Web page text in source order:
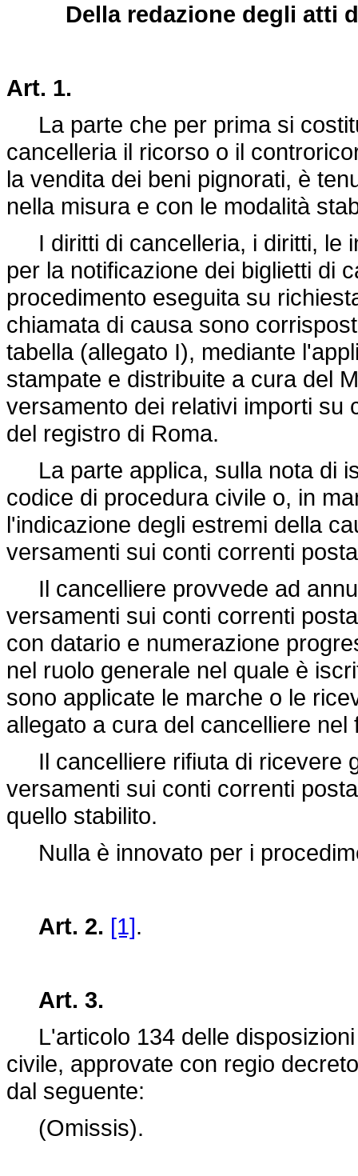
Della redazione degli atti
Art. 1.
La parte che per prima si
cancelleria il ricorso o il
la vendita dei beni pignorati, è
nella misura e con le modalità
I diritti di cancelleria, i diritti, le
per la notificazione dei biglietti di
procedimento eseguita su
chiamata di causa sono
tabella (allegato I), mediante
stampate e distribuite a cura del
versamento dei relativi importi su
del registro di Roma.
La parte applica, sulla nota di
codice di procedura civile o, in
l'indicazione degli estremi della
versamenti sui conti correnti
Il cancelliere provvede ad
versamenti sui conti correnti
con datario e numerazione
nel ruolo generale nel quale è
sono applicate le marche o le
allegato a cura del cancelliere nel
Il cancelliere rifiuta di ricevere
versamenti sui conti correnti
quello stabilito.
Nulla è innovato per i
Art. 2. [1].
Art. 3.
L'articolo 134 delle disposizioni
civile, approvate con regio
dal seguente:
(Omissis).